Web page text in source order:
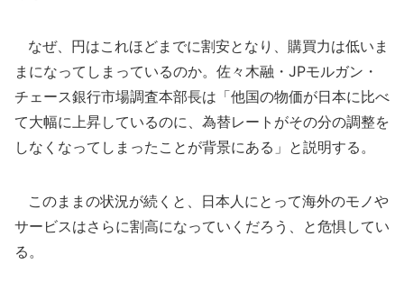
なぜ、円はこれほどまでに割安となり、購買力は低いま
まになってしまっているのか。佐々木融・JPモルガン・
チェース銀行市場調査本部長は「他国の物価が日本に比べ
て大幅に上昇しているのに、為替レートがその分の調整を
しなくなってしまったことが背景にある」と説明する。
このままの状況が続くと、日本人にとって海外のモノや
サービスはさらに割高になっていくだろう、と危惧してい
る。